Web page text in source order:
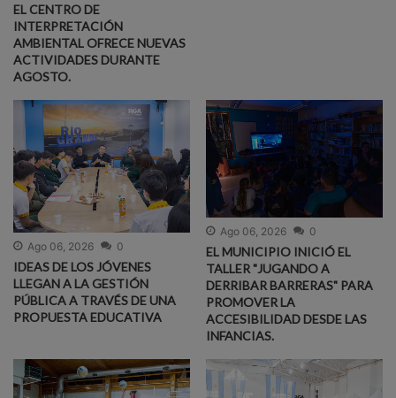
EL CENTRO DE
INTERPRETACIÓN
AMBIENTAL OFRECE NUEVAS
ACTIVIDADES DURANTE
AGOSTO.
Ago 06, 2026 0
IDEAS DE LOS JÓVENES
LLEGAN A LA GESTIÓN
PÚBLICA A TRAVÉS DE UNA
PROPUESTA EDUCATIVA
Ago 06, 2026 0
EL MUNICIPIO INICIÓ EL
TALLER "JUGANDO A
DERRIBAR BARRERAS" PARA
PROMOVER LA
ACCESIBILIDAD DESDE LAS
INFANCIAS.